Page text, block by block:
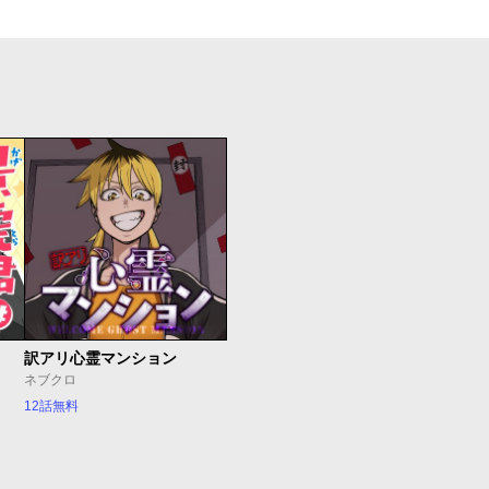
訳アリ心霊マンション
ネブクロ
12話無料